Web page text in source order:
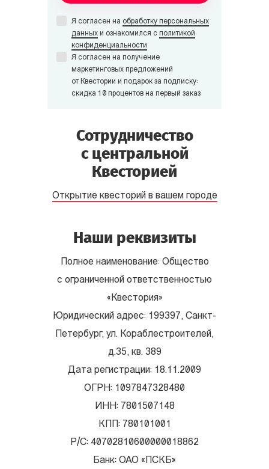
Я согласен на обработку персональных
данных и ознакомился с политикой
конфиденциальности
Я согласен на получение
маркетинговых предложений
от Квестории и подарок за подписку:
скидка 10 процентов на первый заказ
Сотрудничество
с центральной
Квесторией
Открытие квесторий в вашем городе
Наши реквизиты
Полное наименование: Общество
с ограниченной ответственностью
«Квестория»
Юридический адрес: 199397, Санкт-
Петербург, ул. Кораблестроителей,
д.35, кв. 389
Дата регистрации: 18.11.2009
ОГРН: 1097847328480
ИНН: 7801507148
КПП: 780101001
Р/С: 40702810600000018862
Банк: ОАО «ПСКБ»